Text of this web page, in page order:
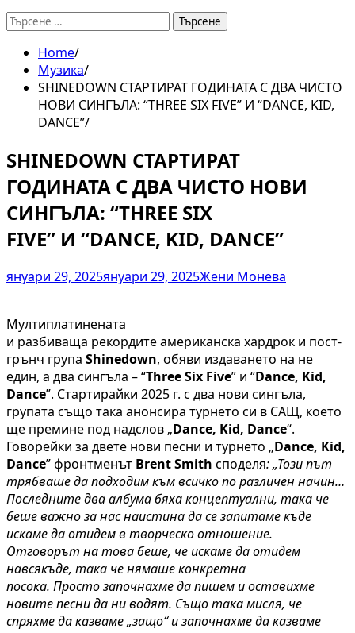
Търсене
Home
Музика
SHINEDOWN СТАРТИРАТ ГОДИНАТА С ДВА ЧИСТО
НОВИ СИНГЪЛА: “THREE SIX FIVE” И “DANCE, KID,
DANCE”
SHINEDOWN СТАРТИРАТ
ГОДИНАТА С ДВА ЧИСТО НОВИ
СИНГЪЛА: “THREE SIX
FIVE” И “DANCE, KID, DANCE”
януари 29, 2025януари 29, 2025Жени Монева
Мултиплатинената
и разбиваща рекордите американска хардрок и пост-
грънч група Shinedown, обяви издаването на не
един, а два сингъла – “Three Six Five” и “Dance, Kid,
Dance”. Стартирайки 2025 г. с два нови сингъла,
групата също така анонсира турнето си в САЩ, което
ще премине под надслов „Dance, Kid, Dance“.
Говорейки за двете нови песни и турнето „Dance, Kid,
Dance” фронтменът Brent Smith споделя: „Този ​​път
трябваше да подходим към всичко по различен начин…
Последните два албума бяха концептуални, така че
беше важно за нас наистина да се запитаме къде
искаме да отидем в творческо отношение.
Отговорът на това беше, че искаме да отидем
навсякъде, така че нямаше конкретна
посока. Просто започнахме да пишем и оставихме
новите песни да ни водят. Също така мисля, че
спряхме да казваме „защо“ и започнахме да казваме